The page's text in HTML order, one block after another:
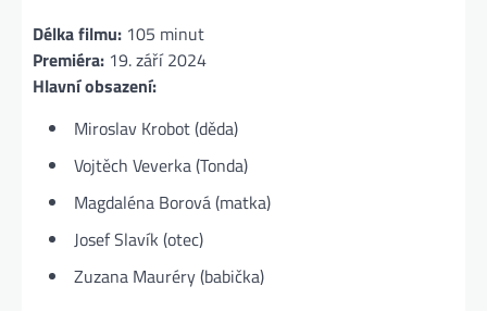
Délka filmu: 105 minut
Premiéra: 19. září 2024
Hlavní obsazení:
Miroslav Krobot (děda)
Vojtěch Veverka (Tonda)
Magdaléna Borová (matka)
Josef Slavík (otec)
Zuzana Mauréry (babička)